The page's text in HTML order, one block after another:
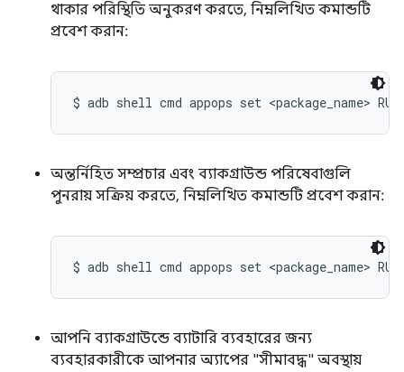
থাকার পরিস্থিতি অনুকরণ করতে, নিম্নলিখিত কমান্ডটি
প্রবেশ করান:
$ adb shell cmd appops set <package_name>
অন্তর্নিহিত সম্প্রচার এবং ব্যাকগ্রাউন্ড পরিষেবাগুলি
পুনরায় সক্রিয় করতে, নিম্নলিখিত কমান্ডটি প্রবেশ করান:
$ adb shell cmd appops set <package_name>
আপনি ব্যাকগ্রাউন্ডে ব্যাটারি ব্যবহারের জন্য
ব্যবহারকারীকে আপনার অ্যাপের "সীমাবদ্ধ" অবস্থায়